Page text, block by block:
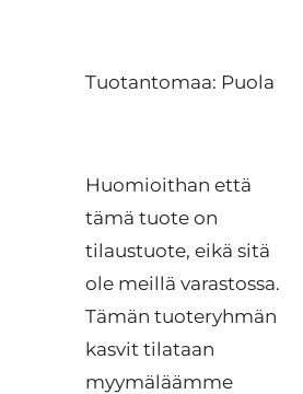
Tuotantomaa: Puola
Huomioithan että
tämä tuote on
tilaustuote, eikä sitä
ole meillä varastossa.
Tämän tuoteryhmän
kasvit tilataan
myymäläämme